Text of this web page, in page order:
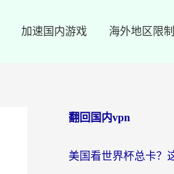
加速国内游戏 海外地区限制
翻回国内vpn